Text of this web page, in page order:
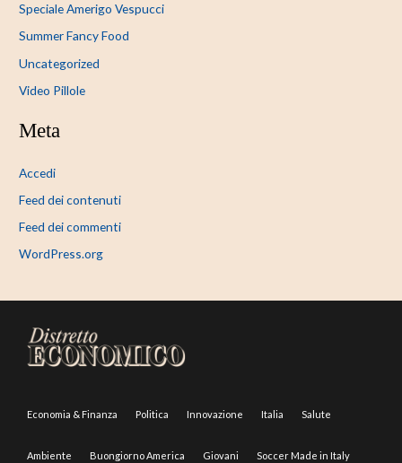
Speciale Amerigo Vespucci
Summer Fancy Food
Uncategorized
Video Pillole
Meta
Accedi
Feed dei contenuti
Feed dei commenti
WordPress.org
Economia & Finanza Politica Innovazione Italia Salute
Ambiente Buongiorno America Giovani Soccer Made in Italy